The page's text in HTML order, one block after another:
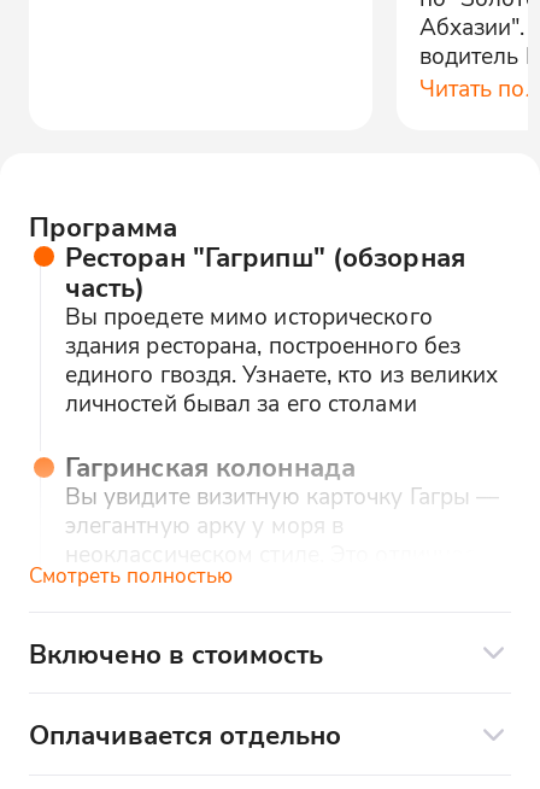
Абхазии". Гид Алан и
водитель
этот день
историю
шутками
красивые
всё очень
Читать
Программа
Ресторан "Гагрипш" (обзорная
часть)
Вы проедете мимо исторического
здания ресторана, построенного без
единого гвоздя. Узнаете, кто из великих
личностей бывал за его столами
Гагринская колоннада
Вы увидите визитную карточку Гагры —
элегантную арку у моря в
неоклассическом стиле. Это отличное
место для фото и символ начала вашего
недалеко от колоннады
Смотреть полностью
Включено в стоимость
Комфортабельный транспорт -
микроавтобусы Mercedes Sprinter
Оплачивается отдельно